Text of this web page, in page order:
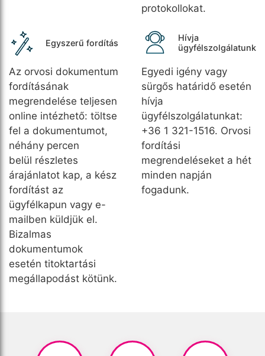
protokollokat.
Egyszerű fordítás
Az orvosi dokumentum
fordításának
megrendelése teljesen
online intézhető: töltse
fel a dokumentumot,
néhány percen
belül részletes
árajánlatot kap, a kész
fordítást az
ügyfélkapun vagy e-
mailben küldjük el.
Bizalmas
dokumentumok
esetén titoktartási
megállapodást kötünk.
Hívja
ügyfélszolgálatunk
Egyedi igény vagy
sürgős határidő esetén
hívja
ügyfélszolgálatunkat:
+36 1 321-1516. Orvosi
fordítási
megrendeléseket a hét
minden napján
fogadunk.